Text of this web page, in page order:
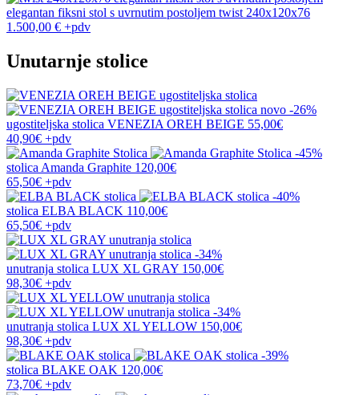
elegantan fiksni stol s uvrnutim postoljem twist 240x120x76
1.500,00 € +pdv
Unutarnje stolice
novo -26%
ugostiteljska stolica VENEZIA OREH BEIGE 55,00€
40,90€ +pdv
-45%
stolica Amanda Graphite 120,00€
65,50€ +pdv
-40%
stolica ELBA BLACK 110,00€
65,50€ +pdv
-34%
unutranja stolica LUX XL GRAY 150,00€
98,30€ +pdv
-34%
unutranja stolica LUX XL YELLOW 150,00€
98,30€ +pdv
-39%
stolica BLAKE OAK 120,00€
73,70€ +pdv